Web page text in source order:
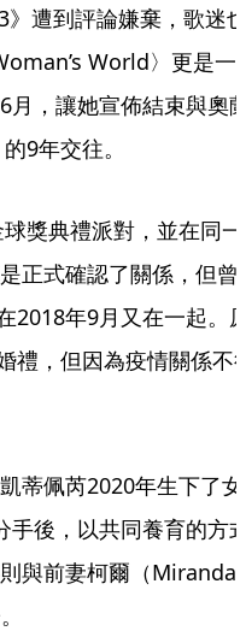
》遭到評論嫌棄，歌迷
World〉更是一
月，讓她宣佈結束與奧
9年交往。
獎典禮派對，並在同一
正式確認了關係，但曾
2018年9月又在一起。
禮，但因為疫情關係不
蒂佩芮2020年生下了女
手後，以共同養育的方
與前妻柯爾（Miranda